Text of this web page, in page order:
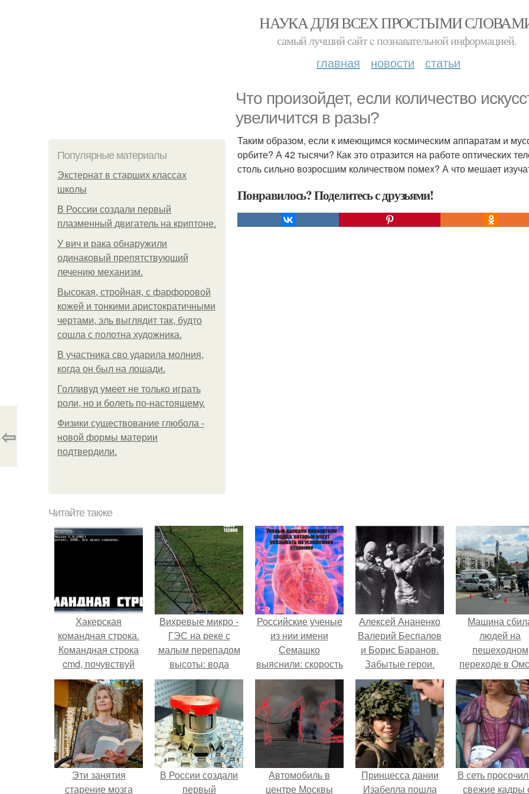
НАУКА ДЛЯ ВСЕХ ПРОСТЫМИ
самый лучший сайт c познавательной информацией.
главная новости статьи
Что произойдет, если количество
увеличится в разы?
Популярные материалы
Экстернат в старших классах
школы
В России создали первый
плазменный двигатель на криптоне.
У вич и рака обнаружили
одинаковый препятствующий
лечению механизм.
Высокая, стройная, с фарфоровой
кожей и тонкими аристократичными
чертами, эль выглядит так, будто
сошла с полотна художника.
В участника сво ударила молния,
когда он был на лошади.
Голливуд умеет не только играть
роли, но и болеть по-настоящему.
Физики существование глюбола -
новой формы материи
подтвердили.
Таким образом, если к имеющимся космическим аппаратам и
орбите? А 42 тысячи? Как это отразится на работе оптических
столь сильно возросшим количеством помех? А что мешает
Понравилось? Поделитесь с друзьями!
⇦
Читайте также
Хакерская
командная строка.
Командная строка
cmd, почувствуй
себя хакером.
Вихревые микро -
ГЭС на реке с
малым перепадом
высоты: вода
закручивается в
бетонной камере и
вращает
вертикальную
турбину.
Российские ученые
из нии имени
Семашко
выяснили: скорость
старения напрямую
зависит от
состояния сосудов
и работы сердца.
Алексей Ананенко
Валерий Беспалов
и Борис Баранов.
Забытые герои.
Чернобыльские
дайверы.
Машина
людей на
пешеходном
переходе в
пострадали 8
человек.
Эти занятия
старение мозга
В России создали
первый
Автомобиль в
центре Москвы
Принцесса дании
Изабелла пошла
В сеть
свежие кадры